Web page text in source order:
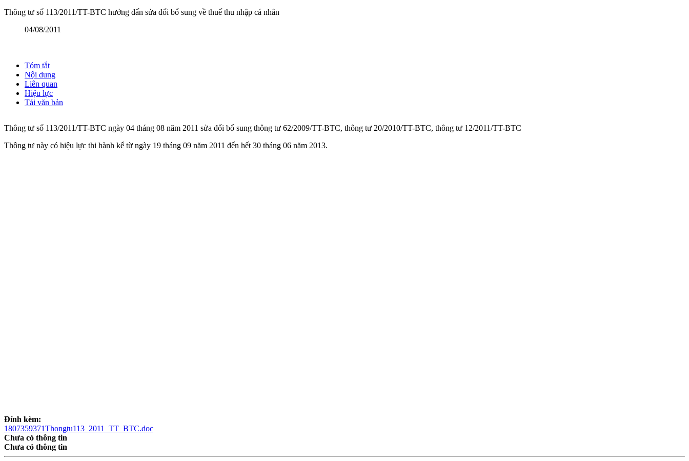
Thông tư số 113/2011/TT-BTC hướng dấn sửa đổi bổ sung về thuế thu nhập cá nhân
04/08/2011
Tóm tắt
Nội dung
Liên quan
Hiệu lực
Tải văn bản
Thông tư số 113/2011/TT-BTC ngày 04 tháng 08 năm 2011 sửa đổi bổ sung thông tư 62/2009/TT-BTC, thông tư 20/2010/TT-BTC, thông tư 12/2011/TT-BTC
Thông tư này có hiệu lực thi hành kể từ ngày 19 tháng 09 năm 2011 đến hết 30 tháng 06 năm 2013.
Đính kèm:
1807359371Thongtu113_2011_TT_BTC.doc
Chưa có thông tin
Chưa có thông tin